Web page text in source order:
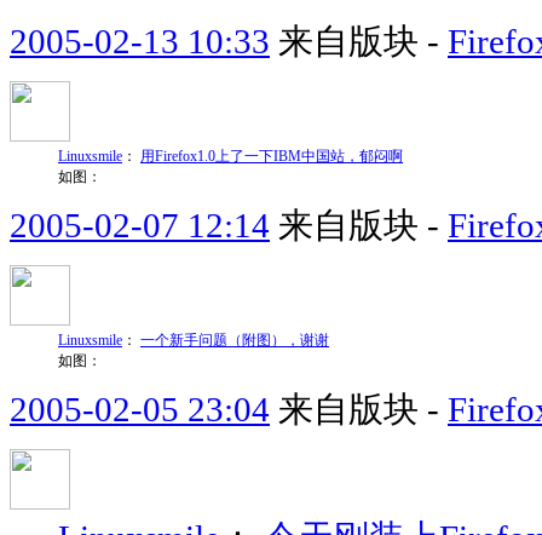
2005-02-13 10:33 来自版块 -
Linuxsmile ： 用Firefox1.0上了一下IBM中国站，郁闷啊
如图：
2005-02-07 12:14 来自版块 -
Linuxsmile ： 一个新手问题（附图），谢谢
如图：
2005-02-05 23:04 来自版块 -